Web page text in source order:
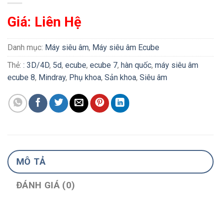
Giá: Liên Hệ
Danh mục: Máy siêu âm, Máy siêu âm Ecube
Thẻ: : 3D/4D, 5d, ecube, ecube 7, hàn quốc, máy siêu âm
ecube 8, Mindray, Phụ khoa, Sản khoa, Siêu âm
MÔ TẢ
ĐÁNH GIÁ (0)